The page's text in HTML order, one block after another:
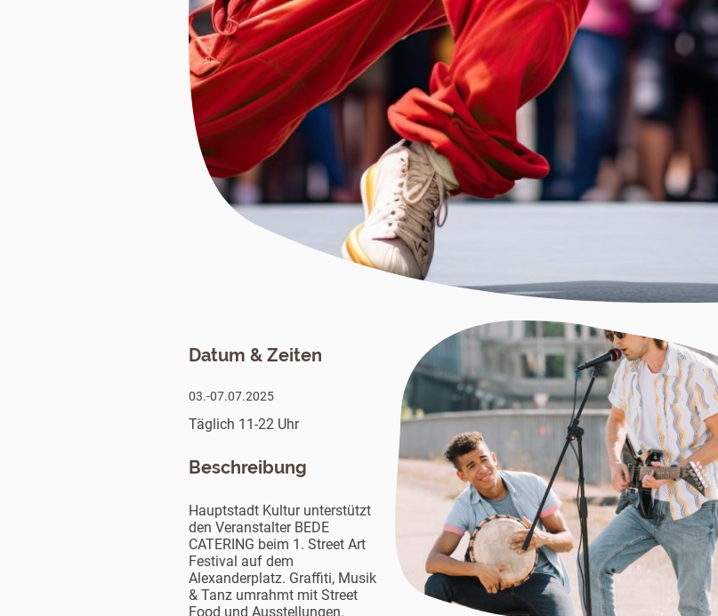
Datum & Zeiten
03.-07.07.2025
Täglich 11-22 Uhr
Beschreibung
Hauptstadt Kultur unterstützt
den Veranstalter BEDE
CATERING beim 1. Street Art
Festival auf dem
Alexanderplatz. Graffiti, Musik
& Tanz umrahmt mit Street
Food und Ausstellungen.